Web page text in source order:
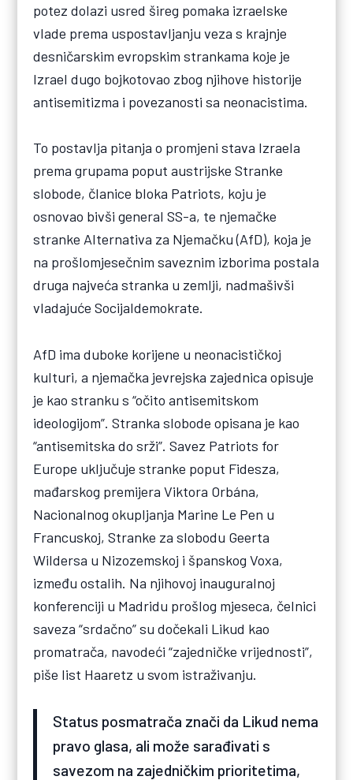
potez dolazi usred šireg pomaka izraelske
vlade prema uspostavljanju veza s krajnje
desničarskim evropskim strankama koje je
Izrael dugo bojkotovao zbog njihove historije
antisemitizma i povezanosti sa neonacistima.
To postavlja pitanja o promjeni stava Izraela
prema grupama poput austrijske Stranke
slobode, članice bloka Patriots, koju je
osnovao bivši general SS-a, te njemačke
stranke Alternativa za Njemačku (AfD), koja je
na prošlomjesečnim saveznim izborima postala
druga najveća stranka u zemlji, nadmašivši
vladajuće Socijaldemokrate.
AfD ima duboke korijene u neonacističkoj
kulturi, a njemačka jevrejska zajednica opisuje
je kao stranku s “očito antisemitskom
ideologijom”. Stranka slobode opisana je kao
“antisemitska do srži”. Savez Patriots for
Europe uključuje stranke poput Fidesza,
mađarskog premijera Viktora Orbána,
Nacionalnog okupljanja Marine Le Pen u
Francuskoj, Stranke za slobodu Geerta
Wildersa u Nizozemskoj i španskog Voxa,
između ostalih. Na njihovoj inauguralnoj
konferenciji u Madridu prošlog mjeseca, čelnici
saveza “srdačno” su dočekali Likud kao
promatrača, navodeći “zajedničke vrijednosti”,
piše list Haaretz u svom istraživanju.
Status posmatrača znači da Likud nema
pravo glasa, ali može sarađivati s
savezom na zajedničkim prioritetima,